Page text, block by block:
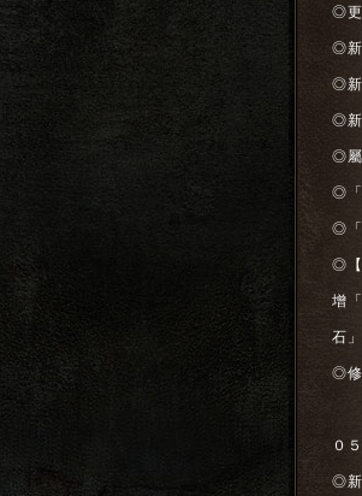
◎更
◎新
◎新
◎新
◎屬
◎「
◎「
◎【
增
石
◎修
０
◎新